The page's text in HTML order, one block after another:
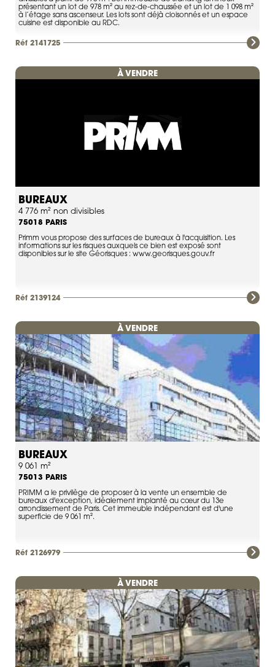
présentant un lot de 978 m² au rez-de-chaussée et un lot de 1 098 m²
à l’étage sans ascenseur. Les lots sont déjà cloisonnés et un espace
cuisine est disponible au RDC.
Réf 2141725
À VENDRE
BUREAUX
4 776 m² non divisibles
75018 PARIS
Primm vous propose des surfaces de bureaux à l'acquisition. Les
informations sur les risques auxquels ce bien est exposé sont
disponibles sur le site Géorisques : www.georisques.gouv.fr
Réf 2139124
À VENDRE
BUREAUX
9 061 m²
75013 PARIS
PRIMM a le privilège de proposer à la vente un ensemble de
bureaux d'exception, idéalement implanté au cœur du 13e
arrondissement de Paris. Cet immeuble indépendant est d'une
superficie de 9 061 m².
Réf 2126979
À VENDRE